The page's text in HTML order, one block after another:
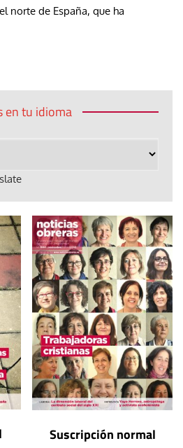
norte de España, que ha
en tu idioma
Suscripción normal